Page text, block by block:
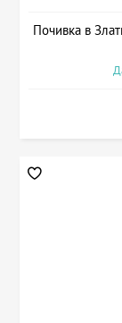
Почивка в